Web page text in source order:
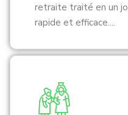
retraite traité en un
rapide et efficace....